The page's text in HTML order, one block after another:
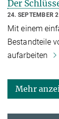
Der
24. SEPTEMBER
Mit einem
Bestandteile
aufarbeiten
Mehr